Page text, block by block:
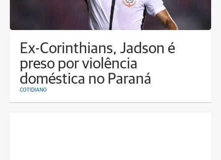
Ex-Corinthians, Jadson é
preso por violência
doméstica no Paraná
COTIDIANO